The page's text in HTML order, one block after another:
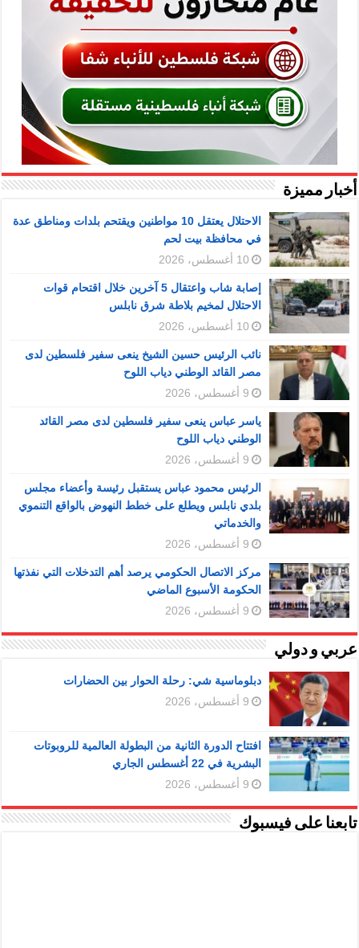
أخبار مميزة
الاحتلال يعتقل 10 مواطنين ويقتحم بلدات ومناطق عدة
في محافظة بيت لحم
10 أغسطس، 2026
إصابة شاب واعتقال 5 آخرين خلال اقتحام قوات
الاحتلال لمخيم بلاطة شرق نابلس
10 أغسطس، 2026
نائب الرئيس حسين الشيخ ينعى سفير فلسطين لدى
مصر القائد الوطني دياب اللوح
9 أغسطس، 2026
ياسر عباس ينعى سفير فلسطين لدى مصر القائد
الوطني دياب اللوح
9 أغسطس، 2026
الرئيس محمود عباس يستقبل رئيسة وأعضاء مجلس
بلدي نابلس ويطلع على خطط النهوض بالواقع التنموي
والخدماتي
9 أغسطس، 2026
مركز الاتصال الحكومي يرصد أهم التدخلات التي نفذتها
الحكومة الأسبوع الماضي
9 أغسطس، 2026
عربي و دولي
دبلوماسية شي: رحلة الحوار بين الحضارات
9 أغسطس، 2026
افتتاح الدورة الثانية من البطولة العالمية للروبوتات
البشرية في 22 أغسطس الجاري
9 أغسطس، 2026
تابعنا على فيسبوك